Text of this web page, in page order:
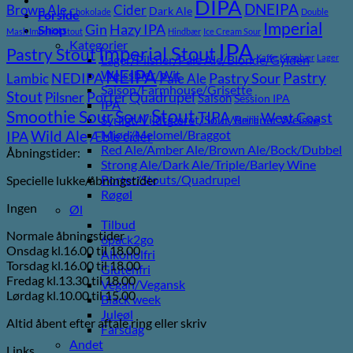
Forside
Shop
Kategorier
Lager/Pilsner/Pale Ale/Blonde/Gylden
Weissbier/Wit
Saison/Farmhouse/Grisette
IPA
Syrligt/Vildtgæret/Sour/Berliner Weisse
Mjød/Melomel/Braggot
Red Ale/Amber Ale/Brown Ale/Bock/Dubbel
Strong Ale/Dark Ale/Triple/Barley Wine
Porter/Stouts/Quadrupel
Røgøl
Øl
Tilbud
6pack2go
Alkoholfri
Glutenfri
Vegan/Vegansk
Black week
Juleøl
Farsdag
Andet
Brown Ale Chokolade Cider Dark Ale DIPA DNEIPA Double
Mash Imperial Stout Gin Hazy IPA Hindbær Ice Cream Sour Imperial
Pastry StoutImperial StoutIPA Kaffe Kirsebær Lager
Lambic NEDIPANEIPAPale Ale Pastry Sour Pastry
Stout Pilsner PorterQuadrupelSaisonSession IPA
Smoothie SourSourStoutTIPA Vanilje West Coast
IPAWild Ale Æble cider
Åbningstider:
Specielle lukke/åbningstider
Ingen
Normale åbningstider
Onsdag kl.16.00 til 18.00
Torsdag kl.16.00 til 18.00
Fredag kl.13.30 til 18.00
Lørdag kl.10.00 til 15.00
Altid åbent efter aftale ring eller skriv